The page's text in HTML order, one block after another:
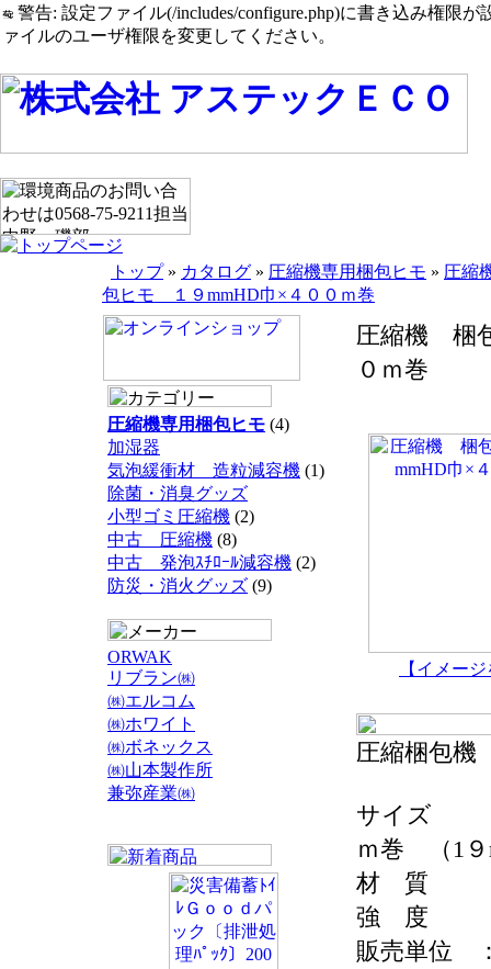
警告: 設定ファイル(/includes/configure.php)に書き込み権限が
ァイルのユーザ権限を変更してください。
トップ» カタログ » 圧縮機専用梱包ヒモ » 圧縮
包ヒモ １９mmHD巾×４００ｍ巻
圧縮機専用梱包ヒモ (4)
加湿器
気泡緩衝材 造粒減容機 (1)
除菌・消臭グッズ
小型ゴミ圧縮機 (2)
中古 圧縮機 (8)
中古 発泡ｽﾁﾛｰﾙ減容機 (2)
防災・消火グッズ (9)
ORWAK
リブラン㈱
㈱エルコム
㈱ホワイト
㈱ボネックス
㈱山本製作所
兼弥産業㈱
圧縮機 梱
０ｍ巻
【イメー
圧縮梱包
サイズ ：
ｍ巻 （1９
材 質
強 度 ：
販売単位